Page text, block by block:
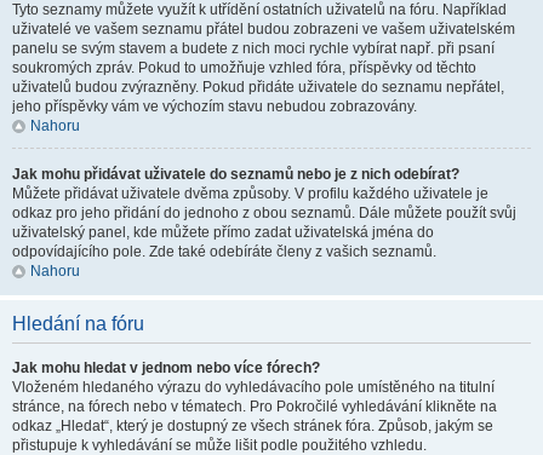
Tyto seznamy můžete využít k utřídění ostatních uživatelů na fóru. Například
uživatelé ve vašem seznamu přátel budou zobrazeni ve vašem uživatelském
panelu se svým stavem a budete z nich moci rychle vybírat např. při psaní
soukromých zpráv. Pokud to umožňuje vzhled fóra, příspěvky od těchto
uživatelů budou zvýrazněny. Pokud přidáte uživatele do seznamu nepřátel,
jeho příspěvky vám ve výchozím stavu nebudou zobrazovány.
Nahoru
Jak mohu přidávat uživatele do seznamů nebo je z nich odebírat?
Můžete přidávat uživatele dvěma způsoby. V profilu každého uživatele je
odkaz pro jeho přidání do jednoho z obou seznamů. Dále můžete použít svůj
uživatelský panel, kde můžete přímo zadat uživatelská jména do
odpovídajícího pole. Zde také odebíráte členy z vašich seznamů.
Nahoru
Hledání na fóru
Jak mohu hledat v jednom nebo více fórech?
Vloženém hledaného výrazu do vyhledávacího pole umístěného na titulní
stránce, na fórech nebo v tématech. Pro Pokročilé vyhledávání klikněte na
odkaz „Hledat“, který je dostupný ze všech stránek fóra. Způsob, jakým se
přistupuje k vyhledávání se může lišit podle použitého vzhledu.